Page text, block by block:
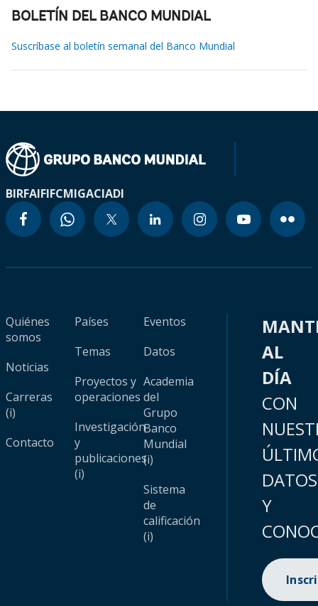
BOLETÍN DEL BANCO MUNDIAL
Suscríbase al boletín semanal del Banco Mundial
BIRFAIFIFCMIGACIADI
Quiénes
somos
Noticias
Carreras
(i)
Contacto
Países
Temas
Proyectos y
operaciones
Investigación
y
publicaciones
(i)
Eventos
Datos
Academia
del
Grupo
Banco
Mundial
(i)
Sistema
de
calificación
(i)
AL
DÍA
CON
DATOS
Y